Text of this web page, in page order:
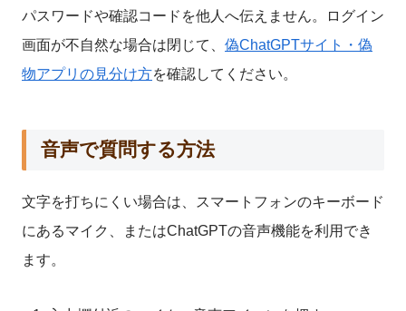
パスワードや確認コードを他人へ伝えません。ログイン
画面が不自然な場合は閉じて、 偽ChatGPTサイト・偽
物アプリの見分け方を確認してください。
音声で質問する方法
文字を打ちにくい場合は、スマートフォンのキーボード
にあるマイク、またはChatGPTの音声機能を利用でき
ます。